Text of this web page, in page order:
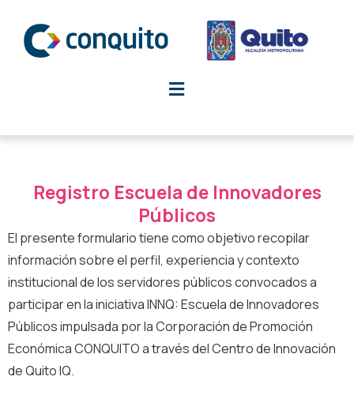
contenido
Registro Escuela de Innovadores
Públicos
El presente formulario tiene como objetivo recopilar
información sobre el perfil, experiencia y contexto
institucional de los servidores públicos convocados a
participar en la iniciativa INNQ: Escuela de Innovadores
Públicos impulsada por la Corporación de Promoción
Económica CONQUITO a través del Centro de Innovación
de Quito IQ.